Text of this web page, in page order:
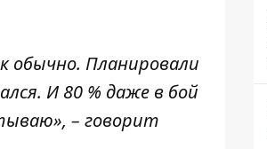
обычно. Планировали
И 80 % даже в бой
– говорит